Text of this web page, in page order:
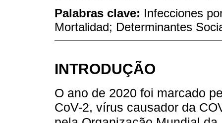
Palabras clave: Infecciones
Mortalidad; Determinantes
INTRODUÇÃO
O ano de 2020 foi marcado
CoV-2, vírus causador da